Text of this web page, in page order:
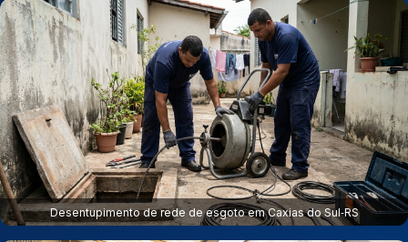
Desentupimento de rede de esgoto em Caxias do Sul‑RS